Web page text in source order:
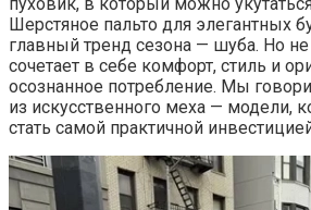
Шерстяное пальто для элегантных
главный тренд сезона — шуба. Но не
сочетает в себе комфорт, стиль и
осознанное потребление. Мы
из искусственного меха — модели,
стать самой практичной